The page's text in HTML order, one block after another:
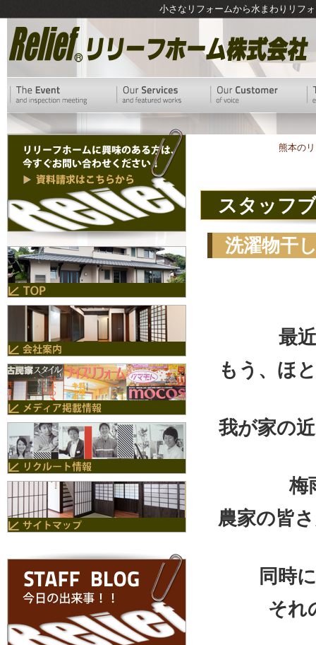
小さなリフォームから水まわりリフ
熊本の
スタッフ
洗濯物干
最
もう、ほ
我が家の
梅
農家の皆
同時
それ